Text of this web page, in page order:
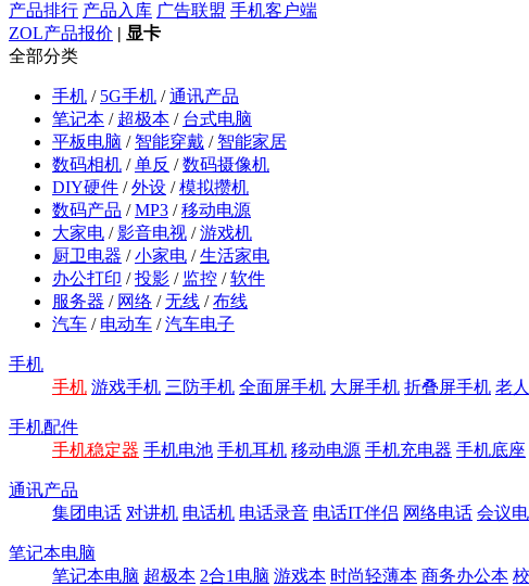
产品排行 产品入库 广告联盟 手机客户端
ZOL产品报价 | 显卡
全部分类
手机 / 5G手机 /通讯产品
笔记本 / 超极本 / 台式电脑
平板电脑 / 智能穿戴 / 智能家居
数码相机 /单反 /数码摄像机
DIY硬件 /外设 /模拟攒机
数码产品 /MP3 /移动电源
大家电 /影音电视 /游戏机
厨卫电器 /小家电 /生活家电
办公打印 /投影 / 监控 /软件
服务器 / 网络 /无线 /布线
汽车 / 电动车 /汽车电子
手机
手机 游戏手机 三防手机 全面屏手机 大屏手机 折叠屏手机 老
手机配件
手机稳定器 手机电池 手机耳机 移动电源 手机充电器 手机底座
通讯产品
集团电话 对讲机 电话机 电话录音 电话IT伴侣 网络电话 会议
笔记本电脑
笔记本电脑 超极本 2合1电脑 游戏本 时尚轻薄本 商务办公本